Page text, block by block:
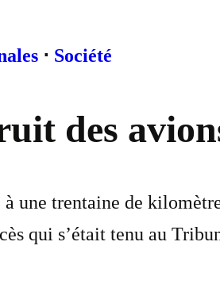
⋅ Société
des
une trentaine de
qui s’était tenu au